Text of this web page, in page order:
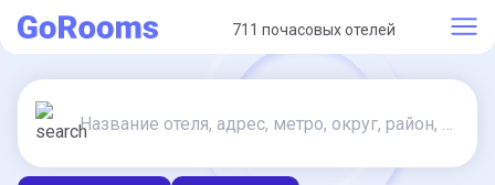
711 почасовых отелей